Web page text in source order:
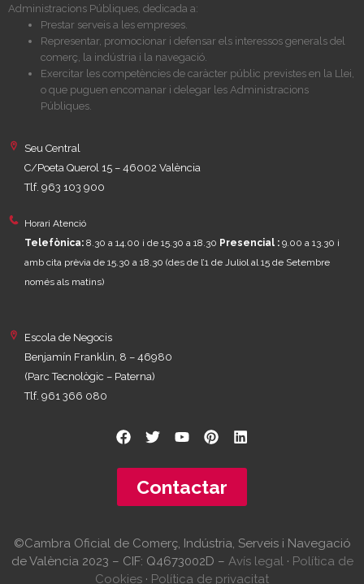
Administracions Públiques, dedicada a:
Prestar serveis a les empreses.
Representar, promocionar i defensar els interessos generals del
comerç, la indústria i la navegació.
Exercitar les competències de caràcter públic previstes en la Llei,
o que puguen encomanar i delegar les Administracions
Públiques.
Seu Central
C/Poeta Querol 15 – 46002 València
Tlf. 963 103 900
Horari Atenció
Telefònica: 8.30 a 14.00 i de 15.30 a 18.30 Presencial : 9.00 a 13.30 i
amb cita prèvia de 15.30 a 18.30 (des de l’1 de Juliol al 15 de Setembre
només als matins)
Escola de Negocis
Benjamín Franklin, 8 – 46980
(Parc Tecnològic – Paterna)
Tlf. 961 366 080
Contactar
©Cambra Oficial de Comerç, Indústria, Serveis i Navegació
de València 2023 – CIF: Q4673002D – Avís legal · Política de
Cookies · Política de privacitat